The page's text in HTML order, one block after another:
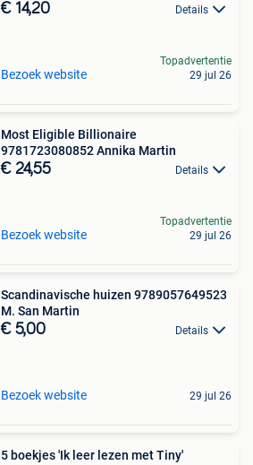
€ 14,20 Details
Bezoek website
Topadvertentie
29 jul 26
Most Eligible Billionaire
9781723080852 Annika Martin
€ 24,55 Details
Bezoek website
Topadvertentie
29 jul 26
Scandinavische huizen 9789057649523
M. San Martin
€ 5,00 Details
Bezoek website 29 jul 26
5 boekjes 'Ik leer lezen met Tiny'